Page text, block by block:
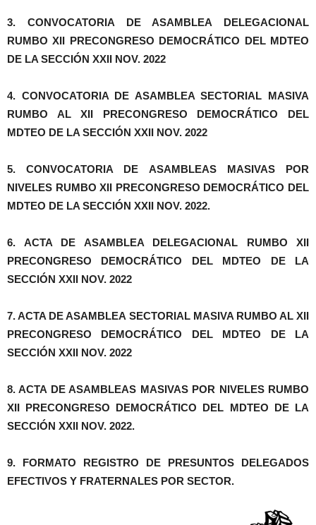
3. CONVOCATORIA DE ASAMBLEA DELEGACIONAL
RUMBO XII PRECONGRESO DEMOCRÁTICO DEL MDTEO
DE LA SECCIÓN XXII NOV. 2022
4. CONVOCATORIA DE ASAMBLEA SECTORIAL MASIVA
RUMBO AL XII PRECONGRESO DEMOCRÁTICO DEL
MDTEO DE LA SECCIÓN XXII NOV. 2022
5. CONVOCATORIA DE ASAMBLEAS MASIVAS POR
NIVELES RUMBO XII PRECONGRESO DEMOCRÁTICO DEL
MDTEO DE LA SECCIÓN XXII NOV. 2022.
6. ACTA DE ASAMBLEA DELEGACIONAL RUMBO XII
PRECONGRESO DEMOCRÁTICO DEL MDTEO DE LA
SECCIÓN XXII NOV. 2022
7. ACTA DE ASAMBLEA SECTORIAL MASIVA RUMBO AL XII
PRECONGRESO DEMOCRÁTICO DEL MDTEO DE LA
SECCIÓN XXII NOV. 2022
8. ACTA DE ASAMBLEAS MASIVAS POR NIVELES RUMBO
XII PRECONGRESO DEMOCRÁTICO DEL MDTEO DE LA
SECCIÓN XXII NOV. 2022.
9. FORMATO REGISTRO DE PRESUNTOS DELEGADOS
EFECTIVOS Y FRATERNALES POR SECTOR.